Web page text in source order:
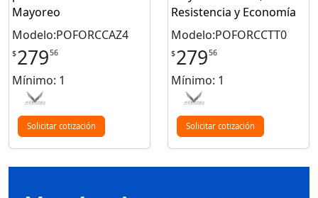
Mayoreo
Modelo:POFORCCAZ4
$27956
Mínimo: 1
Solicitar cotización
Resistencia y Economía
Modelo:POFORCCTT0
$27956
Mínimo: 1
Solicitar cotización